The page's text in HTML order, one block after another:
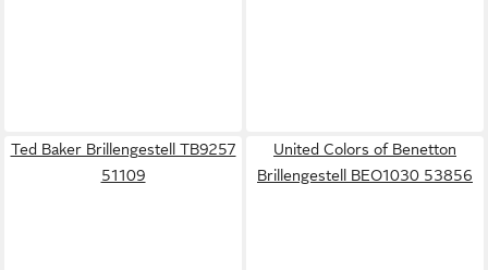
Ted Baker Brillengestell TB9257
51109
United Colors of Benetton
Brillengestell BEO1030 53856